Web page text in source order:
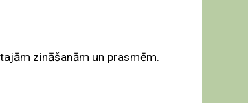
zināšanām un prasmēm.